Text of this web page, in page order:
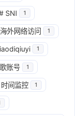
SNI 1
海外网络访问 1
1
账号 1
时间监控 1